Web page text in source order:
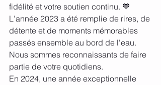
fidélité et votre soutien continu. 💙
L'année 2023 a été remplie de rires, de
détente et de moments mémorables
passés ensemble au bord de l'eau.
Nous sommes reconnaissants de faire
partie de votre quotidiens.
En 2024, une année exceptionnelle